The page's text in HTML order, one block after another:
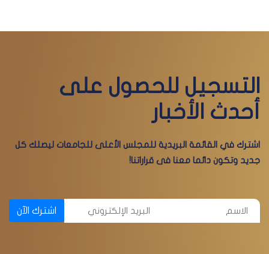
التسجيل للحصول على
أحدث الأخبار
اشترك في القائمة البريدية للمجلس الأعلى للجامعات ليصلك كل
جديد وتكون دائما معنا فى قراراتنا!
اشترك الآن